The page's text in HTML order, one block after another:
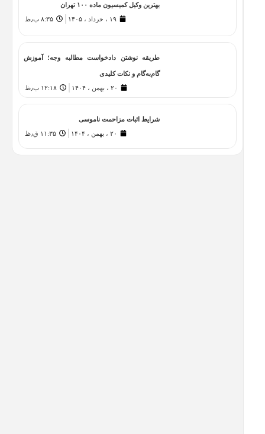
بهترین وکیل کمیسیون ماده ۱۰۰ تهران
۱۹ ، خرداد ، ۱۴۰۵
۸:۳۵ ب٫ظ
طریقه نوشتن دادخواست مطالبه وجه؛ آموزش
گام‌به‌گام و نکات کلیدی
۲۰ ، بهمن ، ۱۴۰۴
۱۲:۱۸ ب٫ظ
شرایط اثبات مزاحمت ناموسی
۲۰ ، بهمن ، ۱۴۰۴
۱۱:۳۵ ق٫ظ